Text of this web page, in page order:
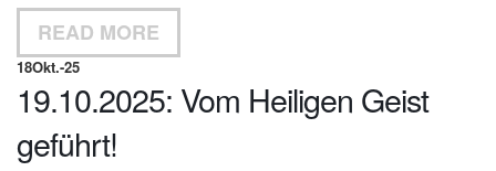
READ MORE
18Okt.-25
19.10.2025: Vom Heiligen Geist
geführt!